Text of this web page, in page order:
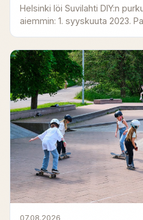
Helsinki löi Suvilahti DIY:n
aiemmin: 1. syyskuuta 2023.
07.08.2026